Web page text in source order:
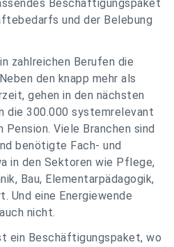
Beschäftigungspaket
und der Belebung
zahlreichen Berufen die
den knapp mehr als
gehen in den nächsten
die 300.000 systemrelevant
Viele Branchen sind
benötigte Fach- und
in den Sektoren wie Pflege,
Bau, Elementarpädagogik,
Und eine Energiewende
nicht.
ein Beschäftigungspaket, wo